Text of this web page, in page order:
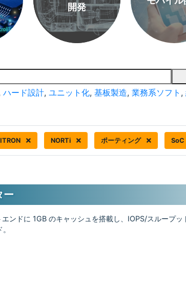
開発
ハード設計, ユニット化, 基板製造, 業務系ソフト ,
ITRON NORTi ポーティング SoC
ー
ンドに 1GB のキャッシュを搭載し、IOPS/スループッ